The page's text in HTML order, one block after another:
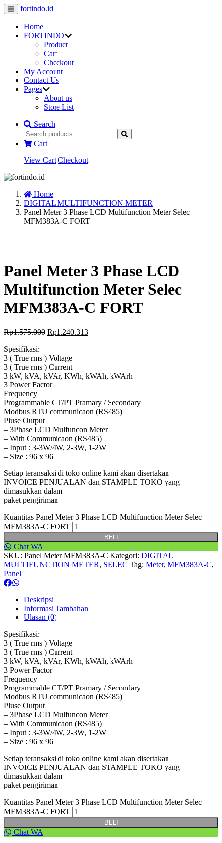
fortindo.id
Home
FORTINDO
Product
Cart
Checkout
My Account
Contact Us
Pages
About us
Store List
Search
Cart
View Cart Checkout
Home
DIGITAL MULTIFUNCTION METER
Panel Meter 3 Phase LCD Multifunction Meter Selec
MFM383A-C FORT
Panel Meter 3 Phase LCD
Multifunction Meter Selec
MFM383A-C FORT
Rp1.575.000 Rp1.240.313
Spesifikasi:
3 ( True rms ) Voltage
3 ( True rms ) Current
3 kW, kVA, kVAr, KWh, kWAh, kWArh
3 Power Factor
Frequency
Programmable CT/PT Pramary / Secondary
Modbus RTU communicaon (RS485)
Pluse Output
– 3Phase LCD Mulfuncon Meter
– With Communicaon (RS485)
– Input : 3-3W/4W, 2-3W, 1-2W
– Size : 96 x 96
Setiap teransaksi di toko online kami akan disertakan
INVOICE PENJUALAN dan STAMPLE TOKO yang
dimasukkan dalam
paket pengiriman
Kuantitas Panel Meter 3 Phase LCD Multifunction Meter Selec
MFM383A-C FORT
BELI
Chat WA
SKU: Panel Meter MFM383A-C Kategori: DIGITAL
MULTIFUNCTION METER, SELEC Tag: Meter, MFM383A-C,
Panel
Deskripsi
Informasi Tambahan
Ulasan (0)
Spesifikasi:
3 ( True rms ) Voltage
3 ( True rms ) Current
3 kW, kVA, kVAr, KWh, kWAh, kWArh
3 Power Factor
Frequency
Programmable CT/PT Pramary / Secondary
Modbus RTU communicaon (RS485)
Pluse Output
– 3Phase LCD Mulfuncon Meter
– With Communicaon (RS485)
– Input : 3-3W/4W, 2-3W, 1-2W
– Size : 96 x 96
Setiap teransaksi di toko online kami akan disertakan
INVOICE PENJUALAN dan STAMPLE TOKO yang
dimasukkan dalam
paket pengiriman
Kuantitas Panel Meter 3 Phase LCD Multifunction Meter Selec
MFM383A-C FORT
BELI
Chat WA